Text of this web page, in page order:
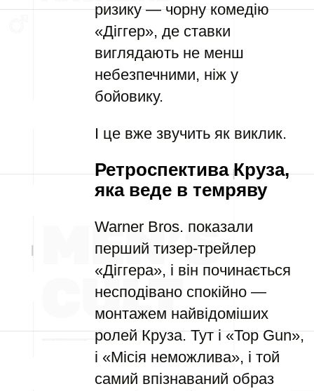
ризику — чорну комедію
«Діггер», де ставки
виглядають не менш
небезпечними, ніж у
бойовику.
І це вже звучить як виклик.
Ретроспектива Круза,
яка веде в темряву
Warner Bros. показали
перший тизер-трейлер
«Діггера», і він починається
несподівано спокійно —
монтажем найвідоміших
ролей Круза. Тут і «Top Gun»,
і «Місія неможлива», і той
самий впізнаваний образ